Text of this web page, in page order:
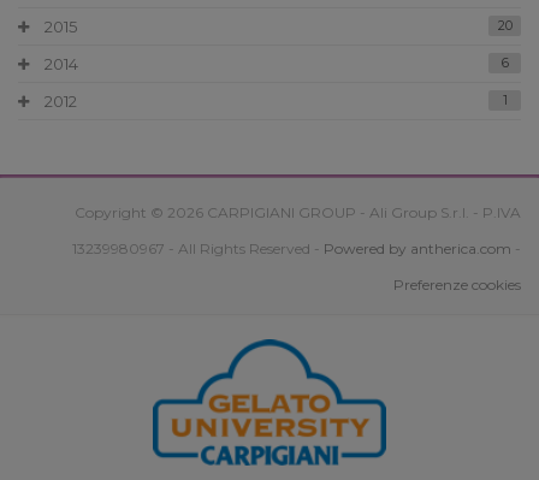
2015 20
2014 6
2012 1
Copyright © 2026 CARPIGIANI GROUP - Ali Group S.r.l. - P.IVA
13239980967 - All Rights Reserved - Powered by antherica.com -
Preferenze cookies